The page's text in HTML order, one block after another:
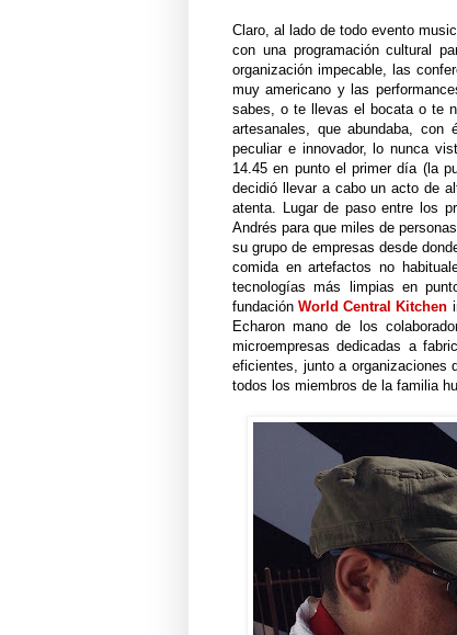
Claro, al lado de todo evento
con una programación cultural
organización impecable, las
muy americano y las
sabes, o te llevas el bocata o te
artesanales, que abundaba,
peculiar e innovador, lo nunca
14.45 en punto el primer día (la
decidió llevar a cabo un acto de
atenta. Lugar de paso entre los
Andrés para que miles de
su grupo de empresas desde
comida en artefactos no
tecnologías más limpias en
fundaciónWorld Central Kitchen
Echaron mano de los
microempresas dedicadas a
eficientes, junto a organizaciones
todos los miembros de la familia